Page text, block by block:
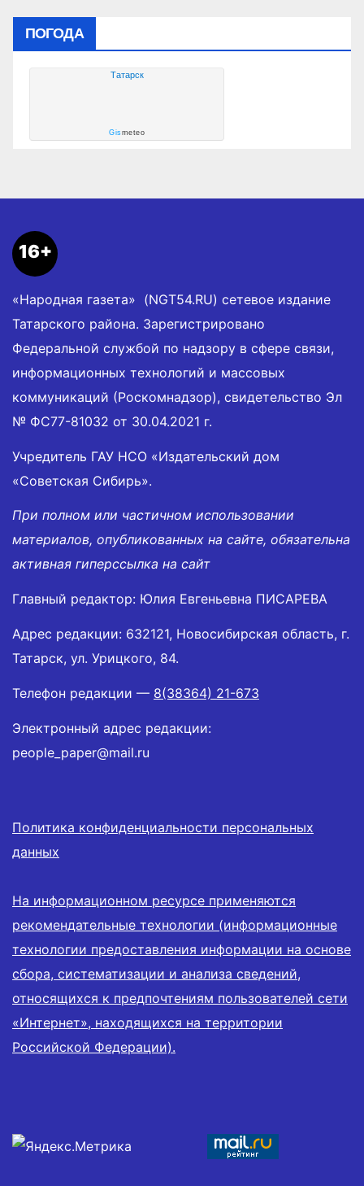
ПОГОДА
Татарск
Gismeteo
16+
«Народная газета» (NGT54.RU) сетевое издание
Татарского района. Зарегистрировано
Федеральной службой по надзору в сфере связи,
информационных технологий и массовых
коммуникаций (Роскомнадзор), свидетельство Эл
№ ФС77-81032 от 30.04.2021 г.
Учредитель ГАУ НСО «Издательский дом
«Советская Сибирь».
При полном или частичном использовании
материалов, опубликованных на сайте, обязательна
активная гиперссылка на сайт
Главный редактор: Юлия Евгеньевна ПИСАРЕВА
Адрес редакции: 632121, Новосибирская область, г.
Татарск, ул. Урицкого, 84.
Телефон редакции — 8(38364) 21-673
Электронный адрес редакции:
people_paper@mail.ru
Политика конфиденциальности персональных
данных
На информационном ресурсе применяются
рекомендательные технологии (информационные
технологии предоставления информации на основе
сбора, систематизации и анализа сведений,
относящихся к предпочтениям пользователей сети
«Интернет», находящихся на территории
Российской Федерации).